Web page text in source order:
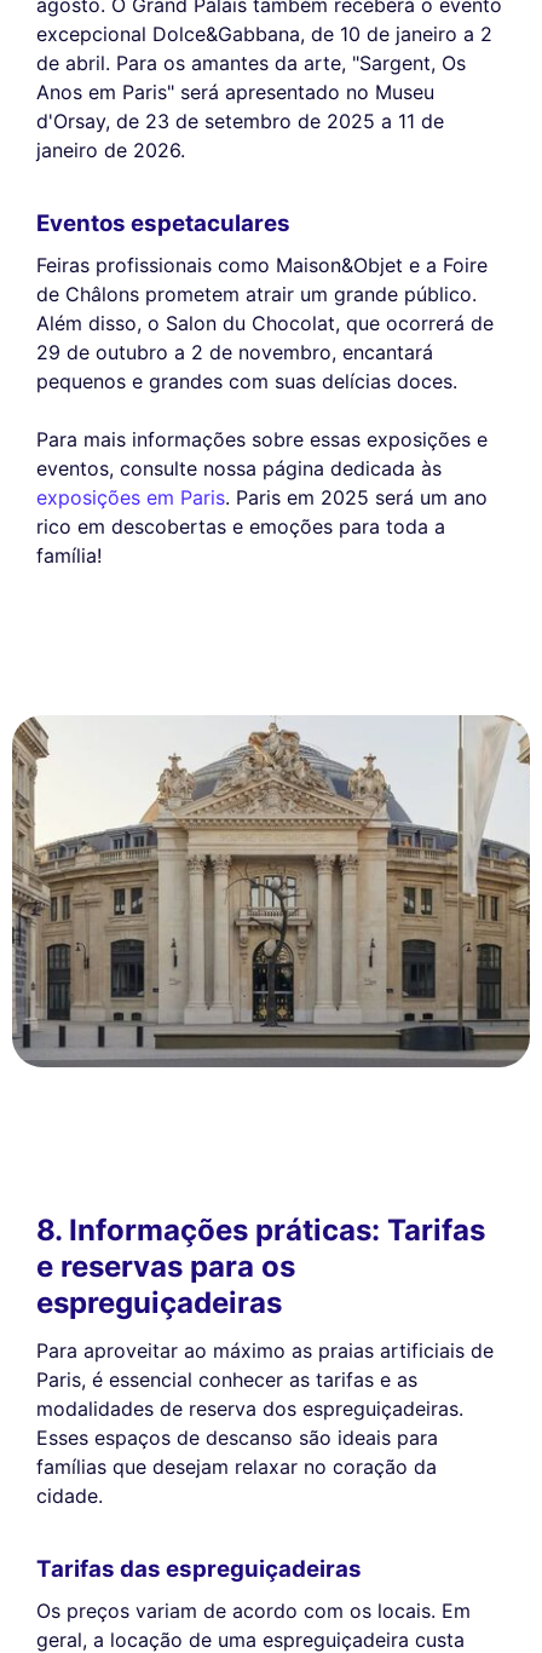
excepcional Dolce&Gabbana, de 10 de janeiro a 2
de abril. Para os amantes da arte, "Sargent, Os
Anos em Paris" será apresentado no Museu
d'Orsay, de 23 de setembro de 2025 a 11 de
janeiro de 2026.
Eventos espetaculares
Feiras profissionais como Maison&Objet e a Foire
de Châlons prometem atrair um grande público.
Além disso, o Salon du Chocolat, que ocorrerá de
29 de outubro a 2 de novembro, encantará
pequenos e grandes com suas delícias doces.
Para mais informações sobre essas exposições e
eventos, consulte nossa página dedicada às
exposições em Paris. Paris em 2025 será um ano
rico em descobertas e emoções para toda a
família!
8. Informações práticas: Tarifas
e reservas para os
espreguiçadeiras
Para aproveitar ao máximo as praias artificiais de
Paris, é essencial conhecer as tarifas e as
modalidades de reserva dos espreguiçadeiras.
Esses espaços de descanso são ideais para
famílias que desejam relaxar no coração da
cidade.
Tarifas das espreguiçadeiras
Os preços variam de acordo com os locais. Em
geral, a locação de uma espreguiçadeira custa